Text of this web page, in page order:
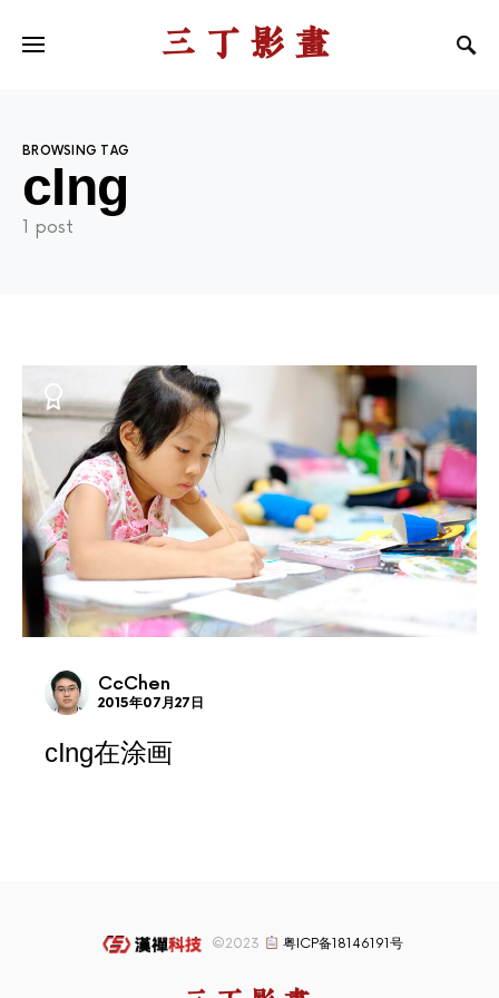
三丁影画
BROWSING TAG
cIng
1 post
CcChen
2015年07月27日
cIng在涂画
©2023 粤ICP备18146191号